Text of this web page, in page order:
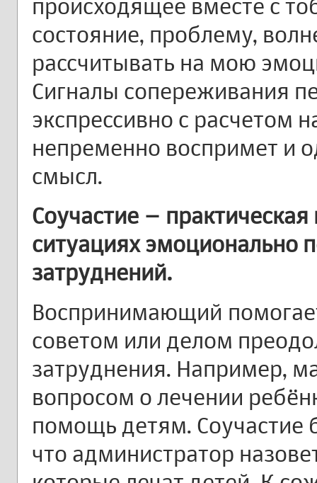
происходящее вместе с
состояние, проблему,
рассчитывать на мою
Сигналы сопереживания
экспрессивно с расчетом
непременно воспримет и
смысл.
Соучастие –
ситуациях эмоционально
затруднений.
Воспринимающий
советом или делом
затруднения. Например,
вопросом о лечении
помощь детям. Соучастие
что администратор